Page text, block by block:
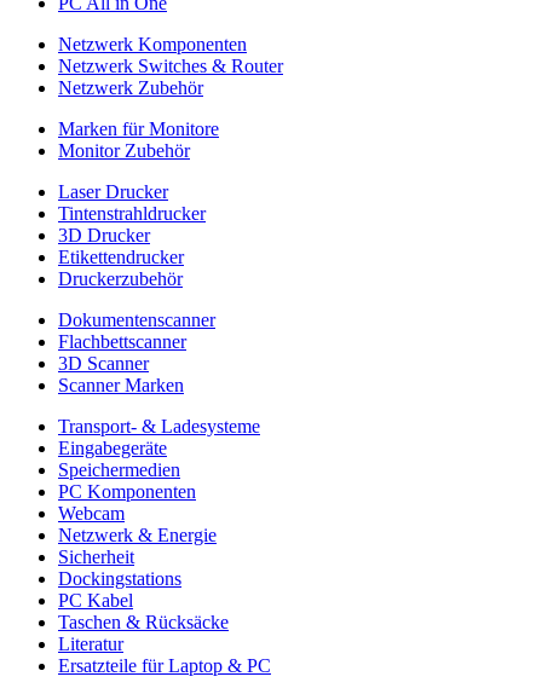
Netzwerk Komponenten
Netzwerk Switches & Router
Netzwerk Zubehör
Marken für Monitore
Monitor Zubehör
Laser Drucker
Tintenstrahldrucker
3D Drucker
Etikettendrucker
Druckerzubehör
Dokumentenscanner
Flachbettscanner
3D Scanner
Scanner Marken
Transport- & Ladesysteme
Eingabegeräte
Speichermedien
PC Komponenten
Webcam
Netzwerk & Energie
Sicherheit
Dockingstations
PC Kabel
Taschen & Rücksäcke
Literatur
Ersatzteile für Laptop & PC